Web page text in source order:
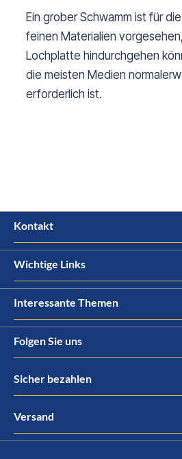
Ein grober Schwamm ist für
feinen Materialien
Lochplatte hindurchgehen
die meisten Medien
erforderlich ist.
Kontakt
Wichtige Links
Interessante Themen
Folgen Sie uns
Sicher bezahlen
Versand